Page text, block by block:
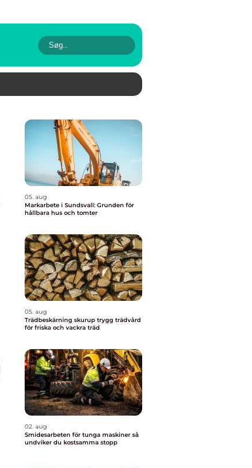
05. aug
Markarbete i Sundsvall: Grunden för
hållbara hus och tomter
05. aug
Trädbeskärning skurup trygg trädvård
för friska och vackra träd
02. aug
Smidesarbeten för tunga maskiner så
undviker du kostsamma stopp